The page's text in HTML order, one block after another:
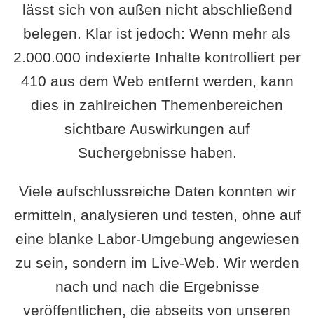
lässt sich von außen nicht abschließend
belegen. Klar ist jedoch: Wenn mehr als
2.000.000 indexierte Inhalte kontrolliert per
410 aus dem Web entfernt werden, kann
dies in zahlreichen Themenbereichen
sichtbare Auswirkungen auf
Suchergebnisse haben.
Viele aufschlussreiche Daten konnten wir
ermitteln, analysieren und testen, ohne auf
eine blanke Labor-Umgebung angewiesen
zu sein, sondern im Live-Web. Wir werden
nach und nach die Ergebnisse
veröffentlichen, die abseits von unseren